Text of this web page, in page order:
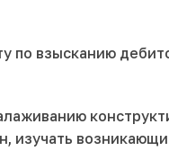
по взысканию
изучать